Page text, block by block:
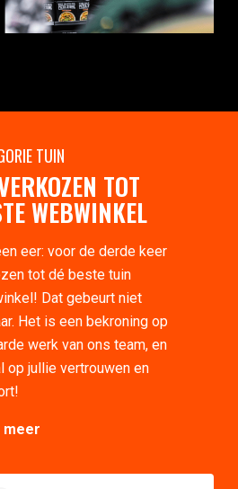
TUIN
TOT
WEBWINKEL
eer: voor de derde keer
tot dé beste tuin
Dat gebeurt niet
Het is een bekroning op
werk van ons team, en
op jullie vertrouwen en
meer